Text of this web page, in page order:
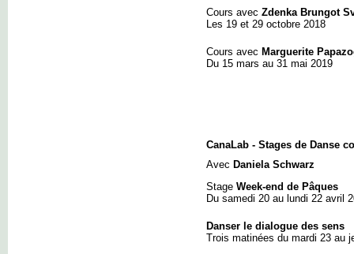
Cours avec Zdenka Brungot
Les 19 et 29 octobre 2018
Cours avec Marguerite
Du 15 mars au 31 mai 2019
CanaLab - Stages de Danse
Avec Daniela Schwarz
Stage Week-end de Pâques
Du samedi 20 au lundi 22 avril
Danser le dialogue des sens
Trois matinées du mardi 23 au